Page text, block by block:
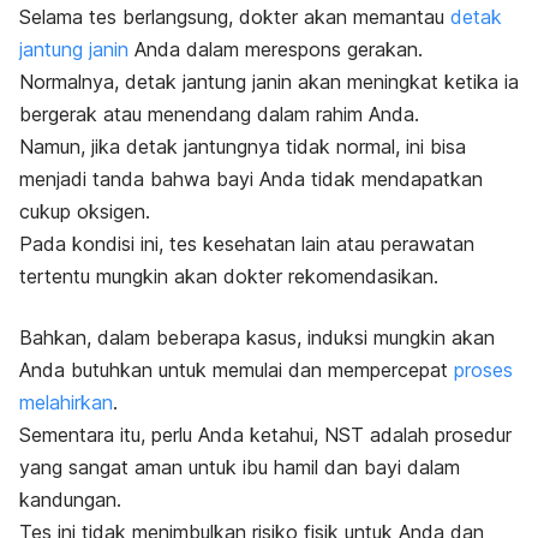
Selama tes berlangsung, dokter akan memantau detak
jantung janin Anda dalam merespons gerakan.
Normalnya, detak jantung janin akan meningkat ketika ia
bergerak atau menendang dalam rahim Anda.
Namun, jika detak jantungnya tidak normal, ini bisa
menjadi tanda bahwa bayi Anda tidak mendapatkan
cukup oksigen.
Pada kondisi ini, tes kesehatan lain atau perawatan
tertentu mungkin akan dokter rekomendasikan.
Bahkan, dalam beberapa kasus, induksi mungkin akan
Anda butuhkan untuk memulai dan mempercepat proses
melahirkan.
Sementara itu, perlu Anda ketahui, NST adalah prosedur
yang sangat aman untuk ibu hamil dan bayi dalam
kandungan.
Tes ini tidak menimbulkan risiko fisik untuk Anda dan